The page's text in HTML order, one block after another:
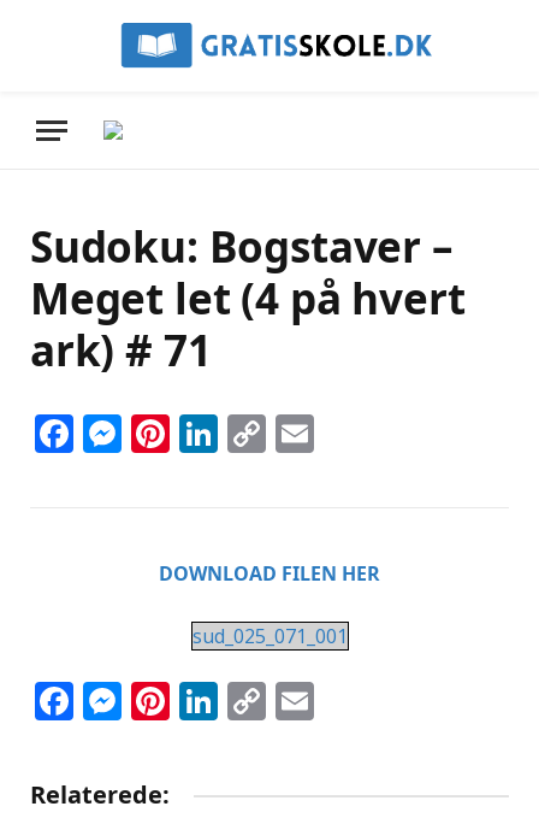
Sudoku: Bogstaver –
Meget let (4 på hvert
ark) # 71
Facebook
Messenger
Pinterest
LinkedIn
Copy
DOWNLOAD FILEN HER
sud_025_071_001
Facebook
Messenger
Pinterest
LinkedIn
Copy
Relaterede: